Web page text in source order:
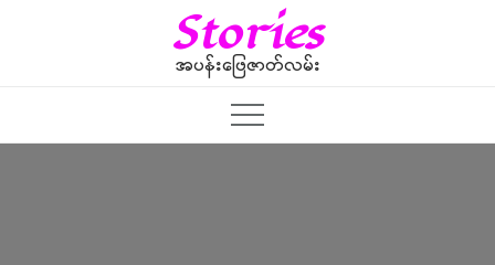
Stories
အပန်းဖြေဇာတ်လမ်း